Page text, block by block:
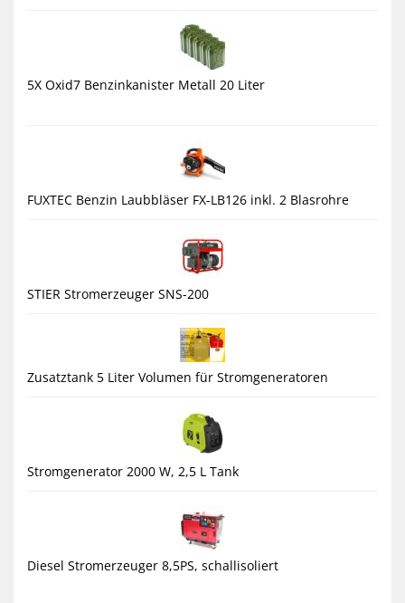
5X Oxid7 Benzinkanister Metall 20 Liter
FUXTEC Benzin Laubbläser FX-LB126 inkl. 2 Blasrohre
STIER Stromerzeuger SNS-200
Zusatztank 5 Liter Volumen für Stromgeneratoren
Stromgenerator 2000 W, 2,5 L Tank
Diesel Stromerzeuger 8,5PS, schallisoliert